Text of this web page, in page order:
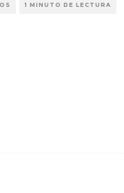
1 MINUTO DE LECTURA